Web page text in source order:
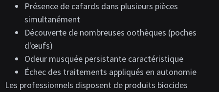
Présence de cafards dans plusieurs pièces
simultanément
Découverte de nombreuses oothèques (poches
d'œufs)
Odeur musquée persistante caractéristique
Échec des traitements appliqués en autonomie
Les professionnels disposent de produits biocides